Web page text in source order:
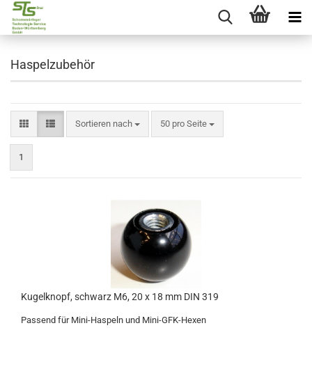
Haspelzubehör
Sortieren nach 50 pro Seite
1
Kugelknopf, schwarz M6, 20 x 18 mm DIN 319
Passend für Mini-Haspeln und Mini-GFK-Hexen